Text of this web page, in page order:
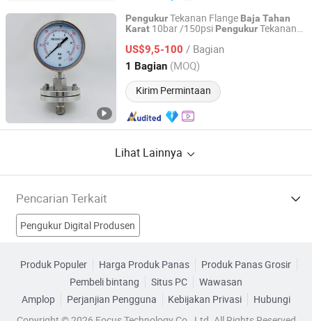
PengukurTekanan Flange Baja Tahan
Karat 10bar /150psi PengukurTekanan
US$9,5-100 / Bagian
1 Bagian (MOQ)
Kirim Permintaan
Hangzhou Wanxing Instrument Co., Ltd.
Zhejiang, China Harga mulai 2026
Lihat Lainnya
Pencarian Terkait
Pengukur Digital Produsen
Pengukur Tekanan Baja Tahan Karat Produsen
Produk Populer Harga Produk Panas
Produk Panas Grosir
Pembeli bintang
Situs PC
Wawasan
Amplop
Perjanjian Pengguna Kebijakan Privasi
Hubungi